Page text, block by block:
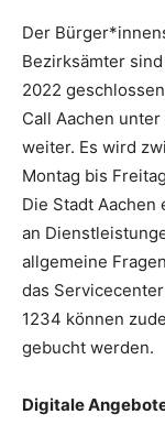
Der
Bezirksämter
2022
Call Aachen
weiter. Es wird
Montag bis
Die Stadt
an
allgemeine
das
1234 können
gebucht werden.
Digitale